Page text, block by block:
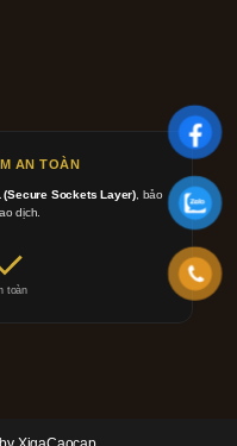
AN TOÀN
(Secure Sockets Layer) , bảo
dịch.
toàn